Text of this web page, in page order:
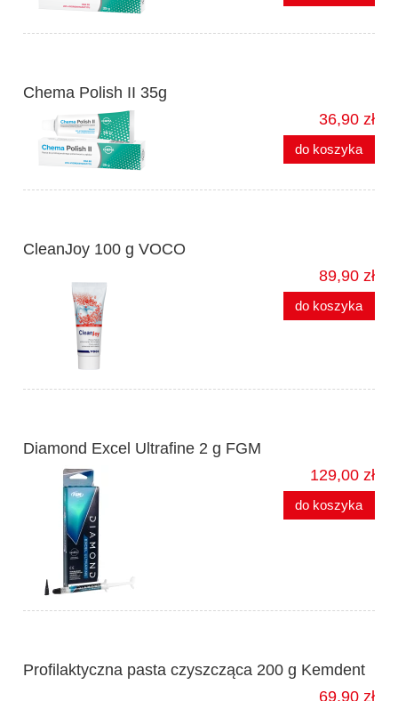
Chema Polish II 35g
36,90 zł
do koszyka
CleanJoy 100 g VOCO
89,90 zł
do koszyka
Diamond Excel Ultrafine 2 g FGM
129,00 zł
do koszyka
Profilaktyczna pasta czyszcząca 200 g Kemdent
69,90 zł